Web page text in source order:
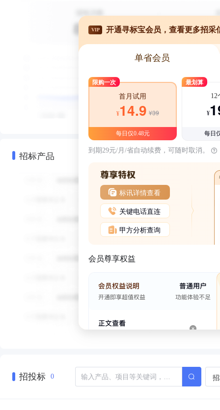
招标产品
VIP 开通寻标宝会员，查看更多招采
单省会员
限购一次
首月试用
¥14.9 ¥39
每日仅0.48元
最划算
12
¥
每日
到期29元/月/省自动续费，可随时取消。
标讯详情查看
关键电话直连
甲方分析查询
会员尊享权益
招投标 0